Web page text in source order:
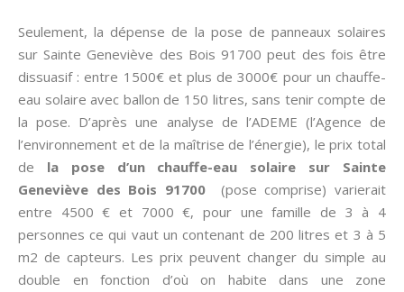
Seulement, la dépense de la pose de panneaux solaires
sur Sainte Geneviève des Bois 91700 peut des fois être
dissuasif : entre 1500€ et plus de 3000€ pour un chauffe-
eau solaire avec ballon de 150 litres, sans tenir compte de
la pose. D’après une analyse de l’ADEME (l’Agence de
l’environnement et de la maîtrise de l’énergie), le prix total
de la pose d’un chauffe-eau solaire sur Sainte
Geneviève des Bois 91700(pose comprise) varierait
entre 4500 € et 7000 €, pour une famille de 3 à 4
personnes ce qui vaut un contenant de 200 litres et 3 à 5
m2 de capteurs. Les prix peuvent changer du simple au
double en fonction d’où on habite dans une zone